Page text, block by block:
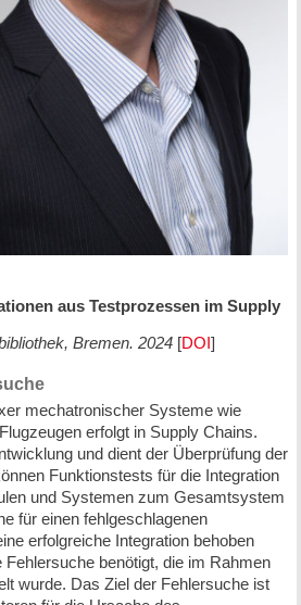
aus Testprozessen im Supply
Bremen. 2024[DOI]
mechatronischer Systeme wie
erfolgt in Supply Chains.
und dient der Überprüfung der
Funktionstests für die Integration
und Systemen zum Gesamtsystem
für einen fehlgeschlagenen
erfolgreiche Integration behoben
benötigt, die im Rahmen
wurde. Das Ziel der Fehlersuche ist